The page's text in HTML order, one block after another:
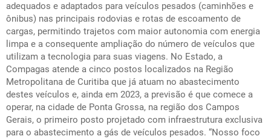
adequados e adaptados para veículos pesados (caminhões e
ônibus) nas principais rodovias e rotas de escoamento de
cargas, permitindo trajetos com maior autonomia com energia
limpa e a consequente ampliação do número de veículos que
utilizam a tecnologia para suas viagens. No Estado, a
Compagas atende a cinco postos localizados na Região
Metropolitana de Curitiba que já atuam no abastecimento
destes veículos e, ainda em 2023, a previsão é que comece a
operar, na cidade de Ponta Grossa, na região dos Campos
Gerais, o primeiro posto projetado com infraestrutura exclusiva
para o abastecimento a gás de veículos pesados. “Nosso foco